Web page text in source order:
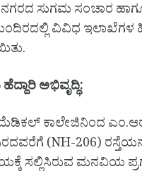
ನಗರದ ಸುಗಮ ಸಂಚಾರ
ವಿವಿಧ
ಅಭಿವೃದ್ಧಿ:
ಮೆಡಿಕಲ್ ಕಾಲೇಜಿನಿಂದ
(NH-206)
ಸಲ್ಲಿಸಿರುವ ಮನವಿಯ